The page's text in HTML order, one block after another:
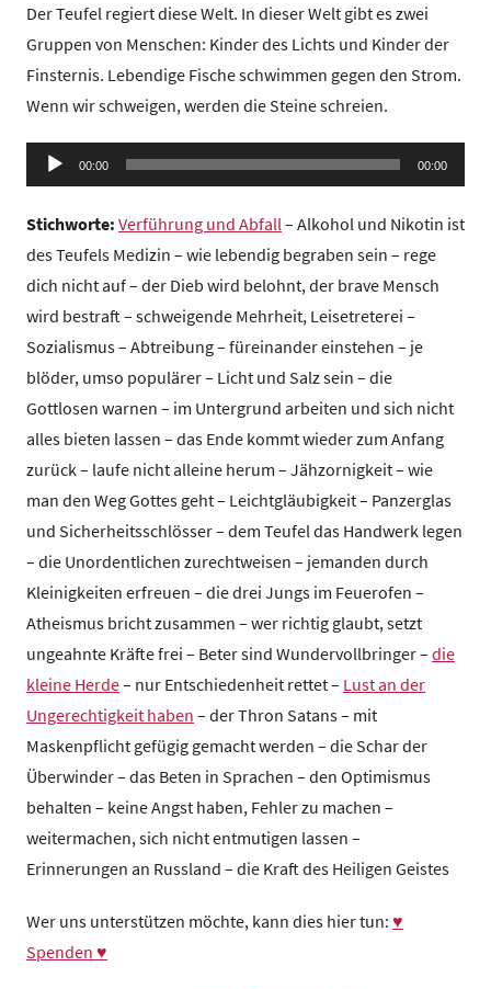
n
G
e
m
i
n
d
e
z
e
u
m
Der Teufel regiert diese Welt. In dieser Welt gibt es zwei
Gruppen von Menschen: Kinder des Lichts und Kinder der
Finsternis. Lebendige Fische schwimmen gegen den Strom.
Wenn wir schweigen, werden die Steine schreien.
Audio-
Player
00:00 00:00
Stichworte: Verführung und Abfall – Alkohol und Nikotin ist
des Teufels Medizin – wie lebendig begraben sein – rege
dich nicht auf – der Dieb wird belohnt, der brave Mensch
wird bestraft – schweigende Mehrheit, Leisetreterei –
Sozialismus – Abtreibung – füreinander einstehen – je
blöder, umso populärer – Licht und Salz sein – die
Gottlosen warnen – im Untergrund arbeiten und sich nicht
alles bieten lassen – das Ende kommt wieder zum Anfang
zurück – laufe nicht alleine herum – Jähzornigkeit – wie
man den Weg Gottes geht – Leichtgläubigkeit – Panzerglas
und Sicherheitsschlösser – dem Teufel das Handwerk legen
– die Unordentlichen zurechtweisen – jemanden durch
Kleinigkeiten erfreuen – die drei Jungs im Feuerofen –
Atheismus bricht zusammen – wer richtig glaubt, setzt
ungeahnte Kräfte frei – Beter sind Wundervollbringer – die
kleine Herde– nur Entschiedenheit rettet – Lust an der
Ungerechtigkeit haben – der Thron Satans – mit
Maskenpflicht gefügig gemacht werden – die Schar der
Überwinder – das Beten in Sprachen – den Optimismus
behalten – keine Angst haben, Fehler zu machen –
weitermachen, sich nicht entmutigen lassen –
Erinnerungen an Russland – die Kraft des Heiligen Geistes
Wer uns unterstützen möchte, kann dies hier tun: ♥
Spenden ♥